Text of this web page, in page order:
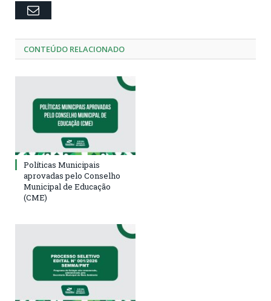
Email
CONTEÚDO RELACIONADO
Políticas Municipais
aprovadas pelo Conselho
Municipal de Educação
(CME)